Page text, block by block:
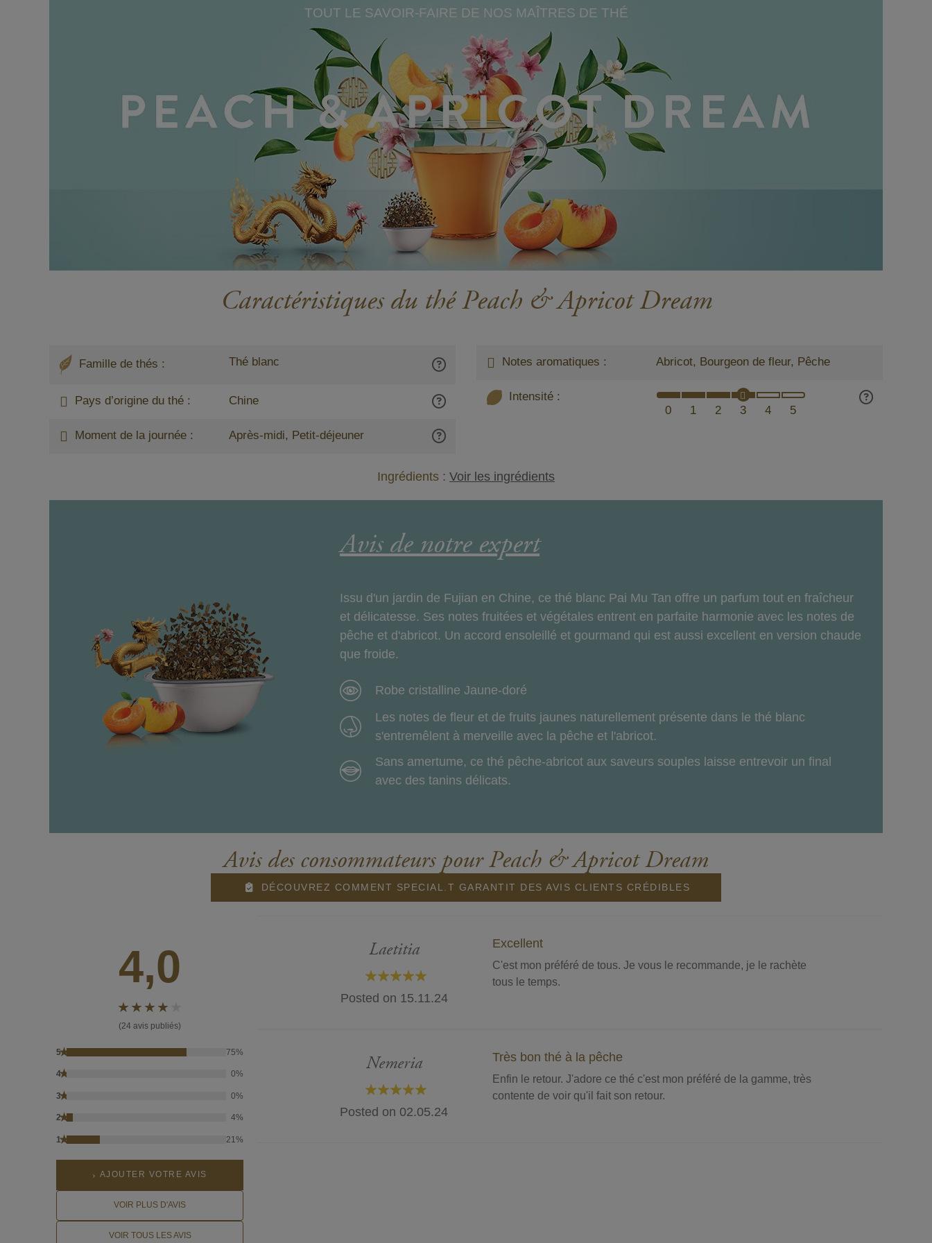
TOUT LE SAVOIR-FAIRE DE NOS MAÎTRES DE THÉ
Caractéristiques du thé Peach & Apricot Dream
Famille de thés : Thé blanc
Pays d’origine du thé : Chine
Moment de la journée : Après-midi, Petit-déjeuner
Notes aromatiques : Abricot, Bourgeon de fleur, Pêche
Intensité :
0
1 2 3 4 5
Ingrédients : Voir les ingrédients
Avis de notre expert
Issu d'un jardin de Fujian en Chine, ce thé blanc Pai Mu Tan offre un parfum tout en fraîcheur
et délicatesse. Ses notes fruitées et végétales entrent en parfaite harmonie avec les notes de
pêche et d'abricot. Un accord ensoleillé et gourmand qui est aussi excellent en version chaude
que froide.
Robe cristalline Jaune-doré
Les notes de fleur et de fruits jaunes naturellement présente dans le thé blanc
s'entremêlent à merveille avec la pêche et l'abricot.
Sans amertume, ce thé pêche-abricot aux saveurs souples laisse entrevoir un final
avec des tanins délicats.
Avis des consommateurs pour Peach & Apricot Dream
DÉCOUVREZ COMMENT SPECIAL.T GARANTIT DES AVIS CLIENTS CRÉDIBLES
4,0
(24 avis publiés)
5★ 75%
4★ 0%
3★ 0%
2★ 4%
1★ 21%
AJOUTER VOTRE AVIS
VOIR PLUS D'AVIS
VOIR TOUS LES AVIS
Laetitia
Posted on 15.11.24
Excellent
C'est mon préféré de tous. Je vous le recommande, je le rachète
tous le temps.
Nemeria
Posted on 02.05.24
Très bon thé à la pêche
Enfin le retour. J'adore ce thé c'est mon préféré de la gamme, très
contente de voir qu'il fait son retour.